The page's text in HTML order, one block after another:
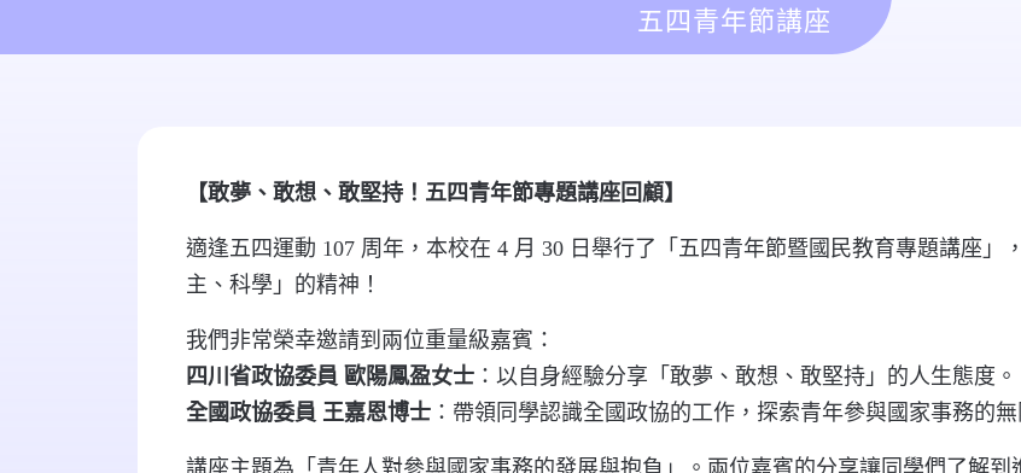
五四青年節講座
【敢夢、敢想、敢堅持！五四青年節專題講座回顧】
適逢五四運動 107 周年，本校在 4 月 30 日舉行了「五四青年節暨國民教育專題講座」
主、科學」的精神！
我們非常榮幸邀請到兩位重量級嘉賓：
四川省政協委員 歐陽鳳盈女士 ：以自身經驗分享「敢夢、敢想、敢堅持」的人生態度。
全國政協委員 王嘉恩博士 ：帶領同學認識全國政協的工作，探索青年參與國家事務的無